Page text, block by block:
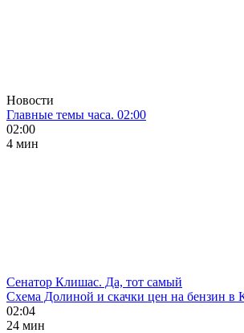
Новости
Главные темы часа. 02:00
02:00
4 мин
Сенатор Клишас. Да, тот самый
Схема Долиной и скачки цен на бензин в
02:04
24 мин